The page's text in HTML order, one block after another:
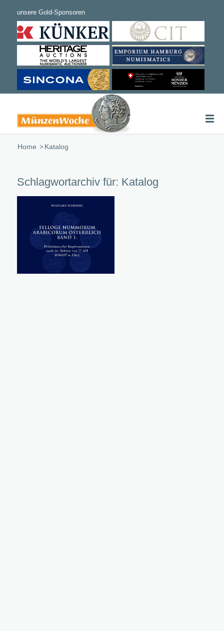
Home /Katalog
Schlagwortarchiv für: Katalog